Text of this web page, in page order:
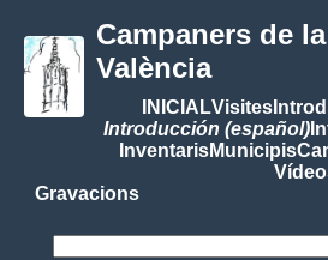
Campaners de
València
INICIALVisites
Introducción (español)
InventarisMunicipis
Gravacions